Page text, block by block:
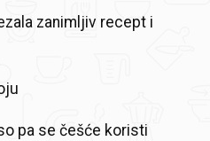
zanimljiv recept i
pa se češće koristi